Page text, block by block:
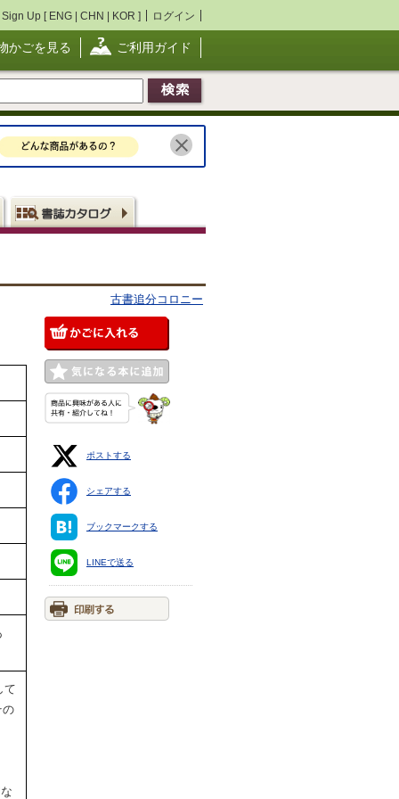
Sign Up [ ENG | CHN | KOR ] ログイン
かごを見る ご利用ガイド
古書追分コロニー
て
の
ポストする
シェアする
ブックマークする
LINEで送る